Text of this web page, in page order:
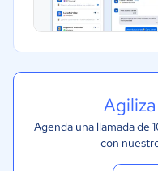
Agenda una llamada de
con